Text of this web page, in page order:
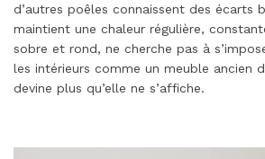
d’autres poêles connaissent des écarts
maintient une chaleur régulière,
sobre et rond, ne cherche pas à
les intérieurs comme un meuble ancien
devine plus qu’elle ne s’affiche.